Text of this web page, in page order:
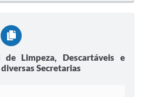
Limpeza, Descartáveis e
Secretarias